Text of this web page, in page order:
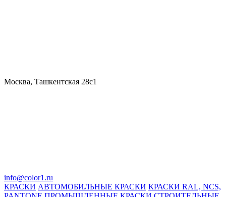
Москва, Ташкентская 28с1
info@color1.ru
КРАСКИ АВТОМОБИЛЬНЫЕ КРАСКИ КРАСКИ RAL, NCS,